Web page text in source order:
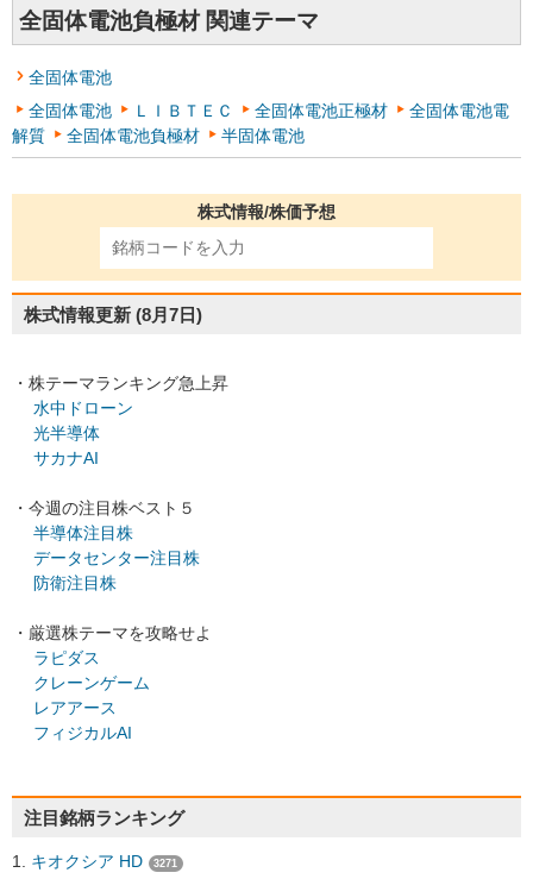
全固体電池負極材 関連テーマ
全固体電池
全固体電池
ＬＩＢＴＥＣ 全固体電池正極材
全固体電池電
解質
全固体電池負極材 半固体電池
株式情報/株価予想
株式情報更新 (8月7日)
・株テーマランキング急上昇
水中ドローン
光半導体
サカナAI
・今週の注目株ベスト５
半導体注目株
データセンター注目株
防衛注目株
・厳選株テーマを攻略せよ
ラピダス
クレーンゲーム
レアアース
フィジカルAI
注目銘柄ランキング
キオクシア HD 3271